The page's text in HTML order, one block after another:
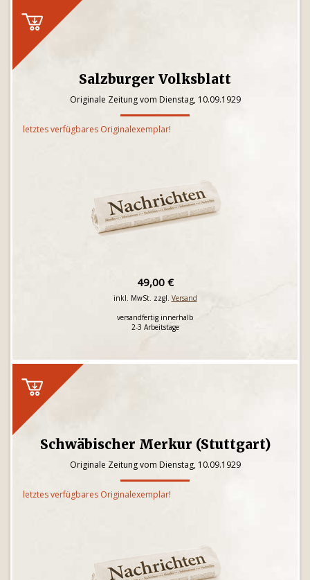
Salzburger Volksblatt
Originale Zeitung vom Dienstag, 10.09.1929
letztes verfügbares Originalexemplar!
49,00 €
inkl. MwSt. zzgl. Versand
versandfertig innerhalb
2-3 Arbeitstage
Schwäbischer Merkur (Stuttgart)
Originale Zeitung vom Dienstag, 10.09.1929
letztes verfügbares Originalexemplar!